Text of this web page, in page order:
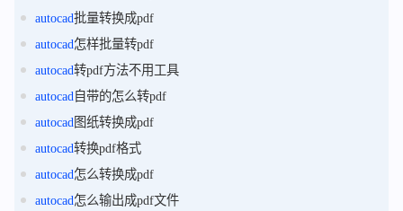
autocad批量转换成pdf
autocad怎样批量转pdf
autocad转pdf方法不用工具
autocad 自带的怎么转pdf
autocad图纸转换成pdf
autocad转换pdf格式
autocad怎么转换成pdf
autocad怎么输出成pdf文件